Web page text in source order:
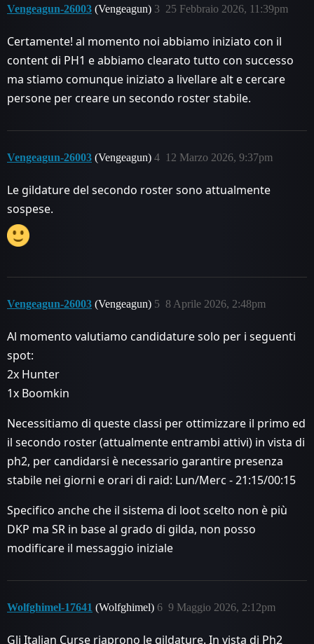
Vengeagun-26003 (Vengeagun) 25 Febbraio 2026, 11:39pm
3
Certamente! al momento noi abbiamo iniziato con il
content di PH1 e abbiamo clearato tutto con successo
ma stiamo comunque iniziato a livellare alt e cercare
persone per creare un secondo roster stabile.
Vengeagun-26003 (Vengeagun) 12 Marzo 2026, 9:37pm
4
Le gildature del secondo roster sono attualmente
sospese.
Vengeagun-26003 (Vengeagun) 8 Aprile 2026, 2:48pm
5
Al momento valutiamo candidature solo per i seguenti
spot:
2x Hunter
1x Boomkin
Necessitiamo di queste classi per ottimizzare il primo ed
il secondo roster (attualmente entrambi attivi) in vista di
ph2, per candidarsi è necessario garantire presenza
stabile nei giorni e orari di raid: Lun/Merc - 21:15/00:15
Specifico anche che il sistema di loot scelto non è più
DKP ma SR in base al grado di gilda, non posso
modificare il messaggio iniziale
Wolfghimel-17641 (Wolfghimel) 9 Maggio 2026, 2:12pm
6
Gli Italian Curse riaprono le gildature. In vista di Ph2